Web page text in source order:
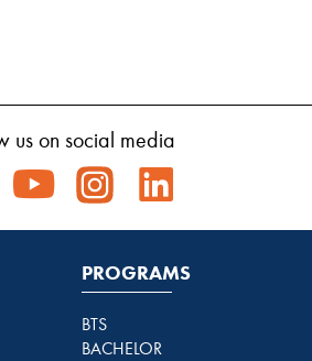
us on social media
PROGRAMS
BTS
BACHELOR